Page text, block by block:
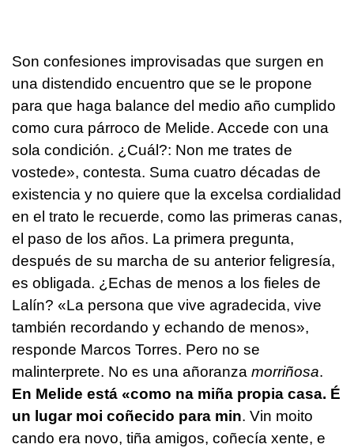
Son confesiones improvisadas que surgen en
una distendido encuentro que se le propone
para que haga balance del medio año cumplido
como cura párroco de Melide. Accede con una
sola condición. ¿Cuál?: Non me trates de
vostede», contesta. Suma cuatro décadas de
existencia y no quiere que la excelsa cordialidad
en el trato le recuerde, como las primeras canas,
el paso de los años. La primera pregunta,
después de su marcha de su anterior feligresía,
es obligada. ¿Echas de menos a los fieles de
Lalín? «La persona que vive agradecida, vive
también recordando y echando de menos»,
responde Marcos Torres. Pero no se
malinterprete. No es una añoranza morriñosa.
En Melide está «como na miña propia casa. É
un lugar moi coñecido para min. Vin moito
cando era novo, tiña amigos, coñecía xente, e